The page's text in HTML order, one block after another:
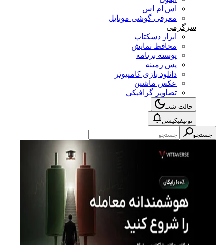
اس ام اس
معرفی گوشی موبایل
سرگرمی
ابزار دسکتاپ
محافظ نمایش
پوسته برنامه
پس زمینه
دانلود بازی کامپیوتر
عکس ماشین
تصاویر گرافیکی
حالت شب
نوتیفیکیشن
جستجو